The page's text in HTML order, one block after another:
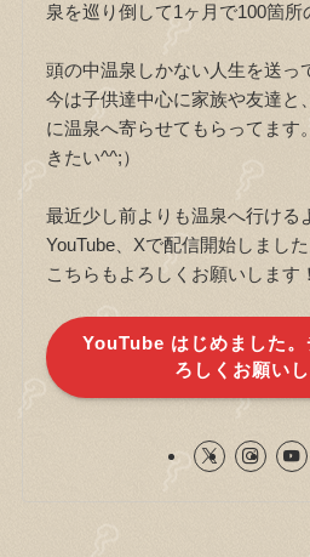
泉を巡り倒して1ヶ月で100箇
頭の中温泉しかない人生を送っ
今は子供達中心に家族や友達と
に温泉へ寄らせてもらってます
きたい^^;）
最近少し前よりも温泉へ行ける
YouTube、Xで配信開始しました
こちらもよろしくお願いします！
YouTube はじめました。
ろしくお願いし